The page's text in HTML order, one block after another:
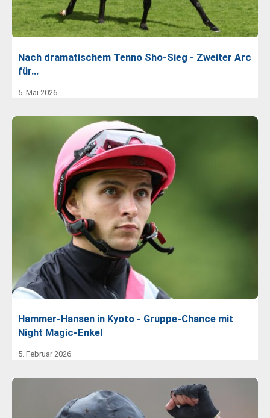
Nach dramatischem Tenno Sho-Sieg - Zweiter Arc
für…
5. Mai 2026
Hammer-Hansen in Kyoto - Gruppe-Chance mit
Night Magic-Enkel
5. Februar 2026